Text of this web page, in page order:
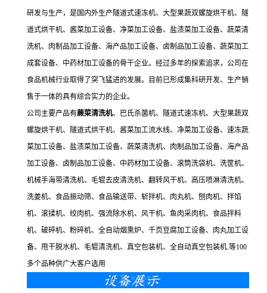
研发与生产，是国内外生产隧道式速冻机、大型果蔬双螺旋烘干机、隧
道式烘干机、酱菜加工设备、净菜加工设备、盐渍菜加工设备、蔬菜清
洗机、肉制品加工设备、海产品加工设备、卤制品加工设备、蔬菜加工
成套设备、中药材加工设备的骨干企业。经过多年的探索追求，公司在
食品机械行业取得了突飞猛进的发展。目前已形成集科研开发、生产销
售于一体的具有综合实力的企业。
公司主要产品有蕨菜清洗机、巴氏杀菌机、隧道式速冻机、大型果蔬双
螺旋烘干机、隧道式烘干机、酱菜加工流水线、净菜加工设备、速冻蔬
菜加工设备、盐渍菜加工设备、蔬菜清洗机、肉制品加工设备、海产品
加工设备、卤制品加工设备、中药材加工设备、滚筒洗袋机、洗筐机、
机械手海带清洗机、毛辊去皮清洗机、翻转风干机、高压喷淋清洗机、
洗姜机、食品振动筛、食品输送带、斩拌机、肉丸机、刨肉机、拌馅
机、滚揉机、绞肉机、强流除水机、风干机、鱼肉采肉机、食品拌料
机、破碎机、粉碎机、全自动烟熏炉、千页豆腐加工设备、肉丸加工设
备、甩干脱水机、毛辊清洗机、真空包装机、全自动真空包装机.等100
多个品种供广大客户选用